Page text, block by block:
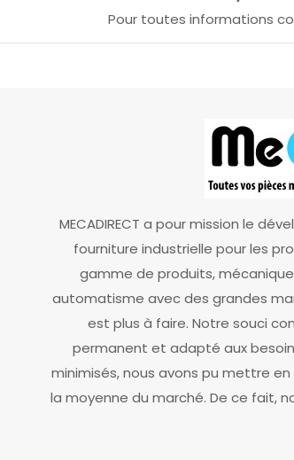
Pour toutes informations
MECADIRECT a pour mission le
fourniture industrielle pour les
gamme de produits,
automatisme avec des grandes
est plus à faire. Notre souci
permanent et adapté aux
minimisés, nous avons pu mettre
la moyenne du marché. De ce fait,